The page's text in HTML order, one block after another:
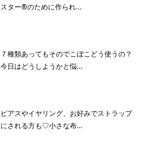
スター®のために作られ...
７種類あってもそのでこぼこどう使うの？
今日はどうしようかと悩...
ピアスやイヤリング、お好みでストラップ
にされる方も♡小さな布...